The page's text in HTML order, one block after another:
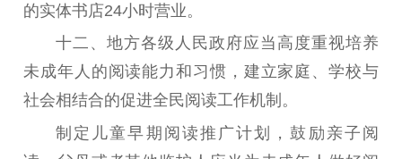
的实体书店24小时营业。
十二 、 地方各级人民政府应当高度重视培养
未成年人的阅读能力和习惯，建立家庭、学校与
社会相结合的促进全民阅读工作机制。
制定儿童早期阅读推广计划，鼓励亲子阅